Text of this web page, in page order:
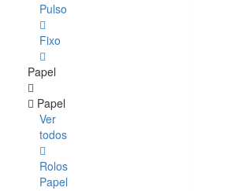
Pulso
Fixo
Papel
Papel
Ver
todos
Rolos
Papel